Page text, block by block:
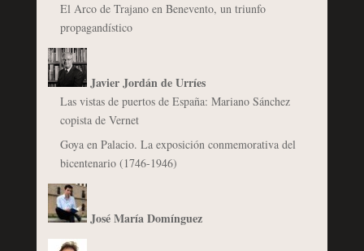
El Arco de Trajano en Benevento, un triunfo
propagandístico
Javier Jordán de Urríes
Las vistas de puertos de España: Mariano Sánchez
copista de Vernet
Goya en Palacio. La exposición conmemorativa del
bicentenario (1746-1946)
José María Domínguez